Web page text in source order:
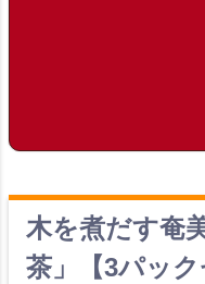
木を煮だす奄
茶」【3パック